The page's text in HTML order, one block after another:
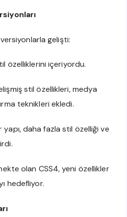
gelişti:
özelliklerini içeriyordu.
stil özellikleri, medya
teknikleri ekledi.
yapı, daha fazla stil özelliği ve
olan CSS4, yeni özellikler
hedefliyor.